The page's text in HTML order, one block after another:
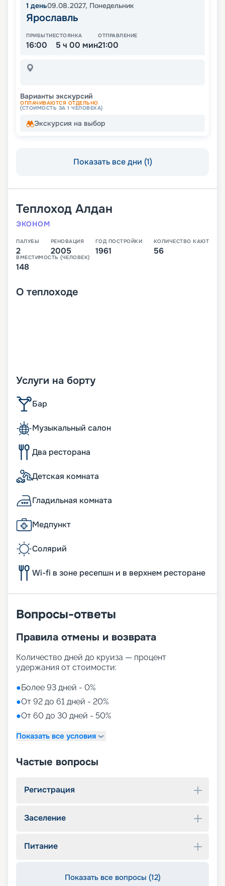
1 день09.08.2027, Понедельник
Ярославль
ПРИБЫТИЕ
16:00
СТОЯНКА
5 ч 00 мин
ОТПРАВЛЕНИЕ
21:00
Варианты экскурсий
ОПЛАЧИВАЮТСЯ ОТДЕЛЬНО
(СТОИМОСТЬ ЗА 1 ЧЕЛОВЕКА)
Экскурсия на выбор
Показать все дни (1)
Теплоход Алдан
ЭКОНОМ
ПАЛУБЫ
2
РЕНОВАЦИЯ
2005
ГОД ПОСТРОЙКИ
1961
КОЛИЧЕСТВО КАЮТ
56
ВМЕСТИМОСТЬ (ЧЕЛОВЕК)
148
О теплоходе
Услуги на борту
Бар
Музыкальный салон
Два ресторана
Детская комната
Гладильная комната
Медпункт
Солярий
Wi-fi в зоне ресепшн и в верхнем ресторане
Вопросы-ответы
Правила отмены и возврата
Количество дней до круиза — процент
удержания от стоимости:
●Более 93 дней - 0%
●От 92 до 61 дней - 20%
●От 60 до 30 дней - 50%
Показать все условия
Частые вопросы
Регистрация
Заселение
Питание
Показать все вопросы (12)